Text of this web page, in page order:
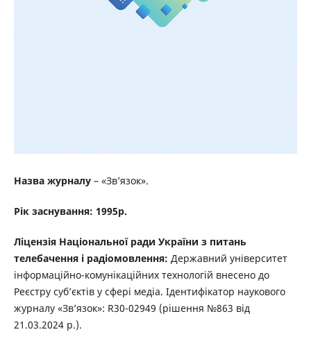
Назва журналу– «Зв’язок».
Рік заснування: 1995р.
Ліцензія Національної ради України з питань
телебачення і радіомовлення: Державний університет
інформаційно-комунікаційних технологій внесено до
Реєстру суб’єктів у сфері медіа. Ідентифікатор наукового
журналу «Зв’язок»: R30-02949 (рішення №863 від
21.03.2024 р.).